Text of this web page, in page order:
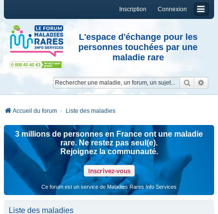
Connexion
Inscription
L'espace d'échange pour les
personnes touchées par une
maladie rare
Accueil du forum Liste des maladies
3 millions de personnes en France ont une maladie
rare. Ne restez pas seul(e).
Rejoignez la communauté.
Inscrivez-vous
Ce forum est un service de Maladies Rares Info Services
Liste des maladies